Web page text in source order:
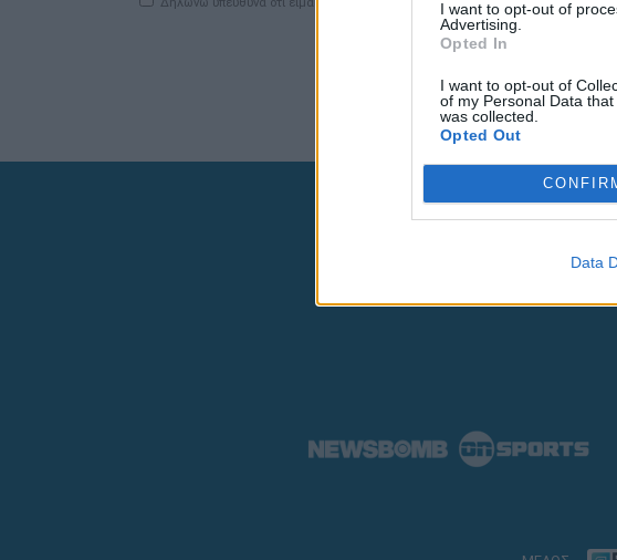
I want to opt-out of
Advertising.
Opted In
I want to opt-out of
of my Personal Data
was collected.
Opted Out
Data
Δηλώνω υπεύθυνα ότι είμαι άνω των 18 ετών ή ότι βρίσκομαι υπό την εποπτεία